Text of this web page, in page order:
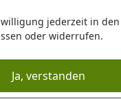
jederzeit in den
oder widerrufen.
Ja, verstanden
für
(Lasur)